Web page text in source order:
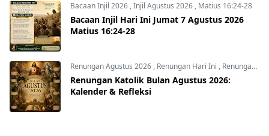
Bacaan Injil 2026 ,Injil Agustus 2026 , Matius 16:24-28
Bacaan Injil Hari Ini Jumat 7 Agustus 2026
Matius 16:24-28
Renungan Agustus 2026 , Renungan Hari Ini , Renungan harian
Renungan Katolik Bulan Agustus 2026:
Kalender & Refleksi